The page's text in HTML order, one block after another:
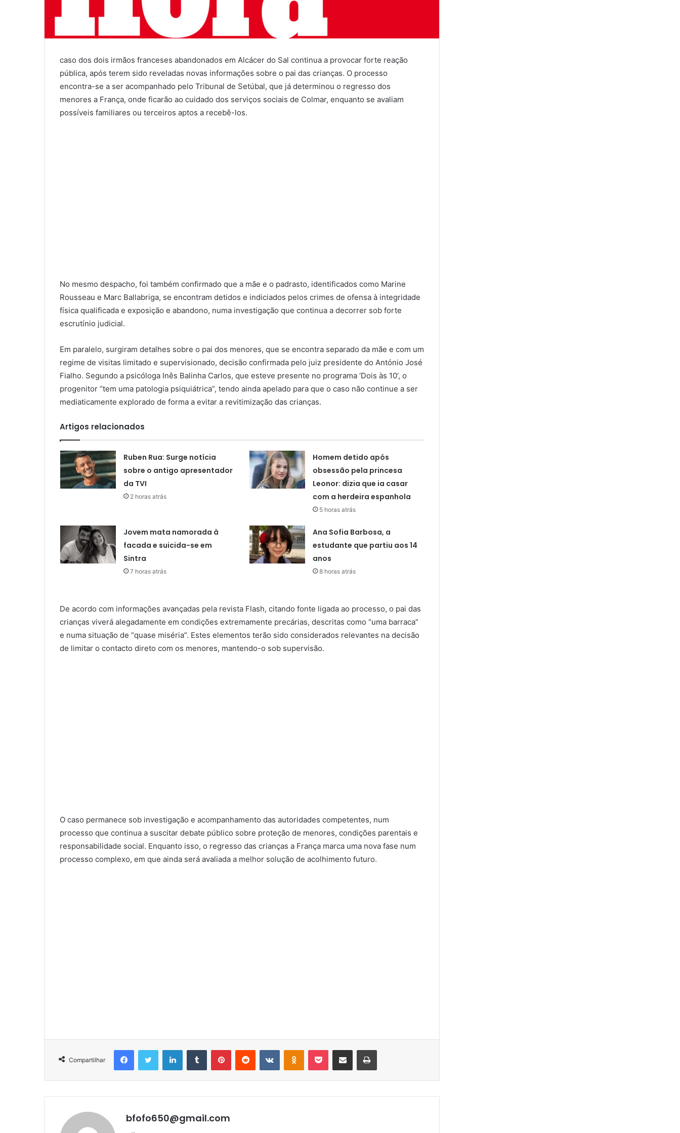
caso dos dois irmãos franceses abandonados em Alcácer do Sal continua a provocar forte reação
pública, após terem sido reveladas novas informações sobre o pai das crianças. O processo
encontra-se a ser acompanhado pelo Tribunal de Setúbal, que já determinou o regresso dos
menores a França, onde ficarão ao cuidado dos serviços sociais de Colmar, enquanto se avaliam
possíveis familiares ou terceiros aptos a recebê-los.
No mesmo despacho, foi também confirmado que a mãe e o padrasto, identificados como Marine
Rousseau e Marc Ballabriga, se encontram detidos e indiciados pelos crimes de ofensa à integridade
física qualificada e exposição e abandono, numa investigação que continua a decorrer sob forte
escrutínio judicial.
Em paralelo, surgiram detalhes sobre o pai dos menores, que se encontra separado da mãe e com um
regime de visitas limitado e supervisionado, decisão confirmada pelo juiz presidente do António José
Fialho. Segundo a psicóloga Inês Balinha Carlos, que esteve presente no programa ‘Dois às 10’, o
progenitor “tem uma patologia psiquiátrica”, tendo ainda apelado para que o caso não continue a ser
mediaticamente explorado de forma a evitar a revitimização das crianças.
Artigos relacionados
Ruben Rua: Surge notícia
sobre o antigo apresentador
da TVI
2 horas atrás
Homem detido após
obsessão pela princesa
Leonor: dizia que ia casar
com a herdeira espanhola
5 horas atrás
Jovem mata namorada à
facada e suicida-se em
Sintra
7 horas atrás
Ana Sofia Barbosa, a
estudante que partiu aos 14
anos
8 horas atrás
De acordo com informações avançadas pela revista Flash, citando fonte ligada ao processo, o pai das
crianças viverá alegadamente em condições extremamente precárias, descritas como “uma barraca”
e numa situação de “quase miséria”. Estes elementos terão sido considerados relevantes na decisão
de limitar o contacto direto com os menores, mantendo-o sob supervisão.
O caso permanece sob investigação e acompanhamento das autoridades competentes, num
processo que continua a suscitar debate público sobre proteção de menores, condições parentais e
responsabilidade social. Enquanto isso, o regresso das crianças a França marca uma nova fase num
processo complexo, em que ainda será avaliada a melhor solução de acolhimento futuro.
Compartilhar
FacebookTwitter LinkedinTumblr PinterestReddit VK OK Pocket Compartilhar via e-mail Imprimir
bfofo650@gmail.com